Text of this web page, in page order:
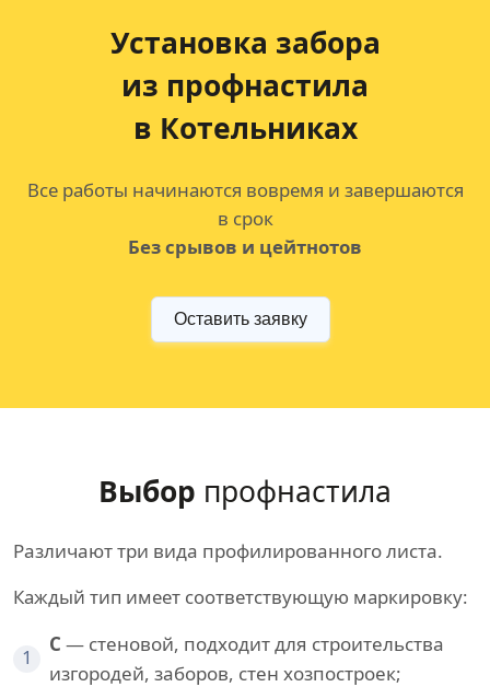
Установка забора
из профнастила
в Котельниках
Все работы начинаются вовремя и завершаются
в срок
Без срывов и цейтнотов
Оставить заявку
Выбор профнастила
Различают три вида профилированного листа.
Каждый тип имеет соответствующую маркировку:
1 С — стеновой, подходит для строительства
изгородей, заборов, стен хозпостроек;